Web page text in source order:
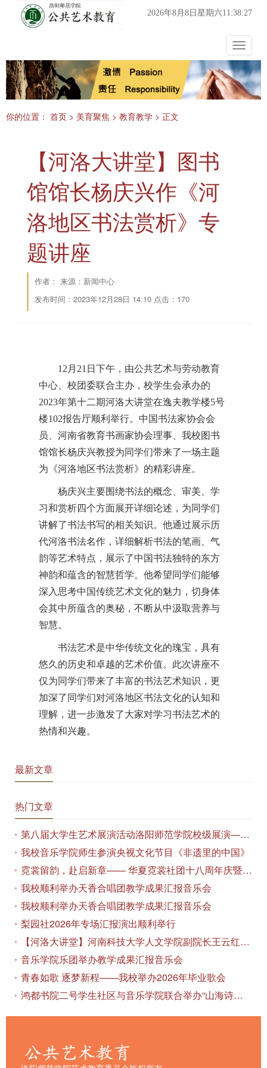
2026年8月8日星期六11:38:27
Toggle
你的位置： 首页 > 美育聚焦 > 教育教学 > 正文
【河洛大讲堂】图书
馆馆长杨庆兴作《河
洛地区书法赏析》专
题讲座
作者： 来源：新闻中心
发布时间：2023年12月28日 14:10 点击： 170
12月21日下午，由公共艺术与劳动教育
中心、校团委联合主办，校学生会承办的
2023年第十二期河洛大讲堂在逸夫教学楼5号
楼102报告厅顺利举行。中国书法家协会会
员、河南省教育书画家协会理事、我校图书
馆馆长杨庆兴教授为同学们带来了一场主题
为《河洛地区书法赏析》的精彩讲座。
杨庆兴主要围绕书法的概念、审美、学
习和赏析四个方面展开详细论述，为同学们
讲解了书法书写的相关知识。他通过展示历
代河洛书法名作，详细解析书法的笔画、气
韵等艺术特点，展示了中国书法独特的东方
神韵和蕴含的智慧哲学。他希望同学们能够
深入思考中国传统艺术文化的魅力，切身体
会其中所蕴含的奥秘，不断从中汲取营养与
智慧。
书法艺术是中华传统文化的瑰宝，具有
悠久的历史和卓越的艺术价值。此次讲座不
仅为同学们带来了丰富的书法艺术知识，更
加深了同学们对河洛地区书法文化的认知和
理解，进一步激发了大家对学习书法艺术的
热情和兴趣。
最新文章
热门文章
第八届大学生艺术展演活动洛阳师范学院校级展演——艺术作品专场展览在美术与艺术学院顺利开展
我校音乐学院师生参演央视文化节目《非遗里的中国》
霓裳留韵，赴启新章—— 华夏霓裳社团十八周年庆暨毕业季特别演出圆满落幕
我校顺利举办天香合唱团教学成果汇报音乐会
我校顺利举办天香合唱团教学成果汇报音乐会
梨园社2026年专场汇报演出顺利举行
【河洛大讲堂】河南科技大学人文学院副院长王云红教授应邀作专题讲座
音乐学院乐团举办教学成果汇报音乐会
青春如歌 逐梦新程——我校举办2026年毕业歌会
鸿都书院二号学生社区与音乐学院联合举办“山海诗恋”合唱思政汇报音乐会